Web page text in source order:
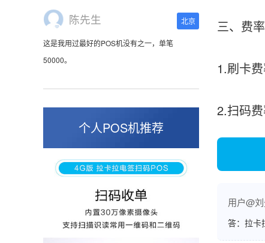
陈先生 北京
这是我用过最好的POS机没有之一，单笔
50000。
好，但是可以接受。售后服务好整体比较满意。
周先生
个人POS机推荐
三、费
1.刷卡
2.扫码
用户@
答：拉卡